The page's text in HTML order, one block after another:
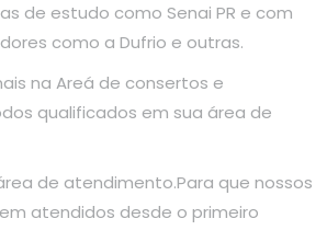
de estudo como Senai PR e com
como a Dufrio e outras.
na Areá de consertos e
qualificados em sua área de
de atendimento.Para que nossos
atendidos desde o primeiro